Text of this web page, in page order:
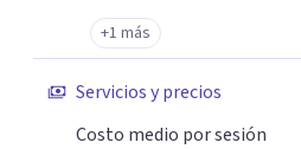
+1 más
Servicios y precios
Costo medio por sesión